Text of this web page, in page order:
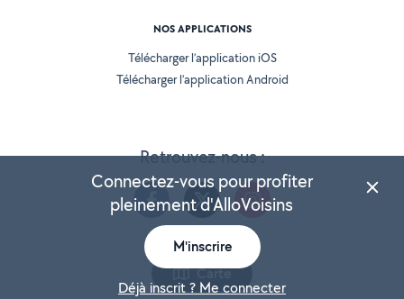
Carte
Retrouvez-nous :
NOS APPLICATIONS
Télécharger l’application iOS
Télécharger l’application Android
Connectez-vous pour profiter
pleinement d'AlloVoisins
M'inscrire
Déjà inscrit ? Me connecter